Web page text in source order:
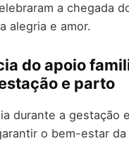
a chegada
alegria e amor.
do apoio
e parto
durante a gestação
o bem-estar da